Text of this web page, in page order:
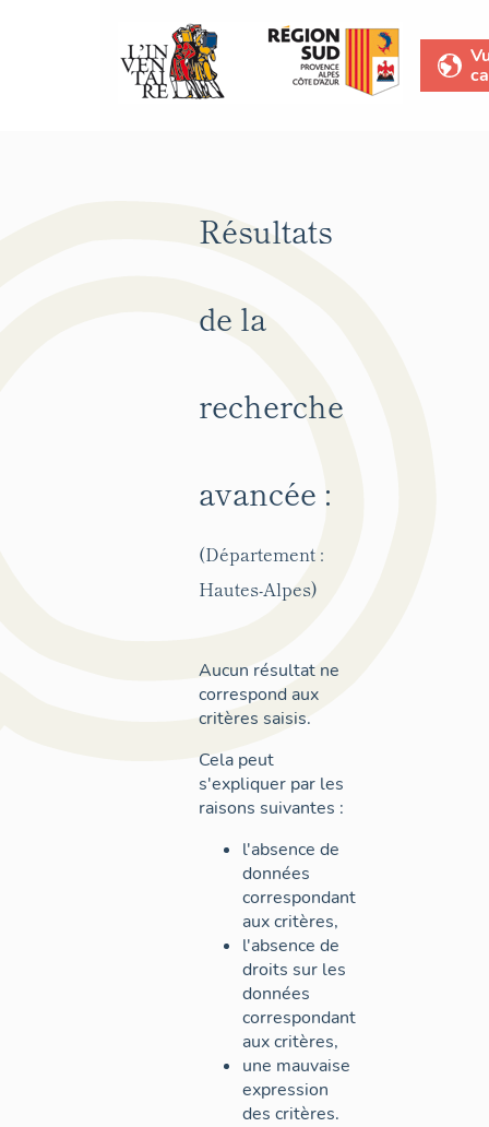
Résultats
de la
recherche
avancée :
(Département :
Hautes-Alpes)
Aucun résultat ne
correspond aux
critères saisis.
Cela peut
s'expliquer par les
raisons suivantes :
l'absence de
données
correspondant
aux critères,
l'absence de
droits sur les
données
correspondant
aux critères,
une mauvaise
expression
des critères.